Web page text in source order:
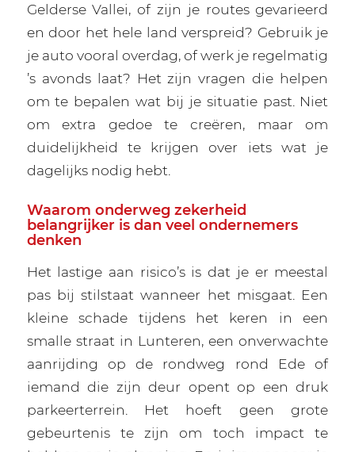
Gelderse Vallei, of zijn je routes gevarieerd
en door het hele land verspreid? Gebruik je
je auto vooral overdag, of werk je regelmatig
’s avonds laat? Het zijn vragen die helpen
om te bepalen wat bij je situatie past. Niet
om extra gedoe te creëren, maar om
duidelijkheid te krijgen over iets wat je
dagelijks nodig hebt.
Waarom onderweg zekerheid
belangrijker is dan veel ondernemers
denken
Het lastige aan risico’s is dat je er meestal
pas bij stilstaat wanneer het misgaat. Een
kleine schade tijdens het keren in een
smalle straat in Lunteren, een onverwachte
aanrijding op de rondweg rond Ede of
iemand die zijn deur opent op een druk
parkeerterrein. Het hoeft geen grote
gebeurtenis te zijn om toch impact te